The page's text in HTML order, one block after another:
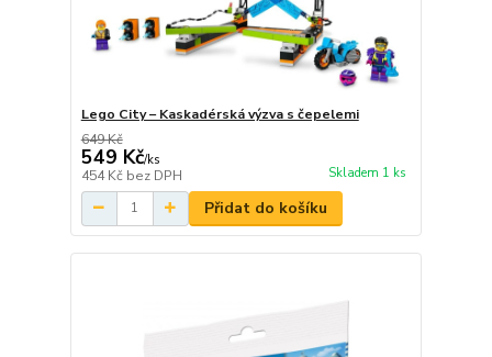
Lego City – Kaskadérská výzva s čepelemi
649 Kč
549 Kč/ks
454 Kč bez DPH Skladem 1 ks
Přidat do košíku